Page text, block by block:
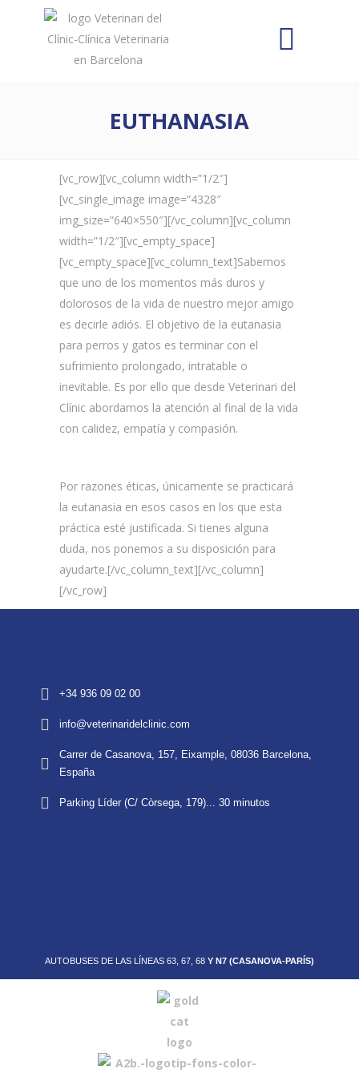
EUTHANASIA
[vc_row][vc_column width=”1/2″]
[vc_single_image image=”4328″
img_size=”640×550″][/vc_column][vc_column
width=”1/2″][vc_empty_space]
[vc_empty_space][vc_column_text]Sabemos
que uno de los momentos más duros y
dolorosos de la vida de nuestro mejor amigo
es decirle adiós. El objetivo de la eutanasia
para perros y gatos es terminar con el
sufrimiento prolongado, intratable o
inevitable. Es por ello que desde Veterinari del
Clínic abordamos la atención al final de la vida
con calidez, empatía y compasión.
Por razones éticas, únicamente se practicará
la eutanasia en esos casos en los que esta
práctica esté justificada. Si tienes alguna
duda, nos ponemos a su disposición para
ayudarte.[/vc_column_text][/vc_column]
[/vc_row]
+34 936 09 02 00
info@veterinaridelclinic.com
Carrer de Casanova, 157, Eixample, 08036 Barcelona,
España
Parking Líder (C/ Còrsega, 179)... 30 minutos
AUTOBUSES DE LAS LÍNEAS 63, 67, 68 Y N7 (CASANOVA-PARÍS)